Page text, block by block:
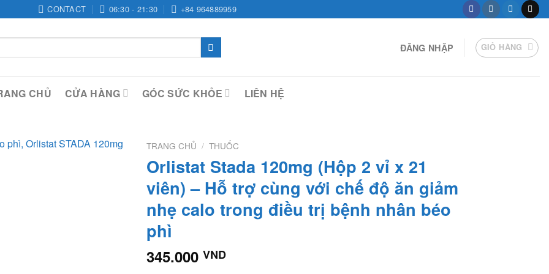
CONTACT 06:30 - 21:30 +84 964889959
ĐĂNG NHẬP GIỎ HÀNG
CHỦ CỬA HÀNG GÓC SỨC KHỎE LIÊN HỆ
TRANG CHỦ / THUỐC
Orlistat Stada 120mg (Hộp 2 vỉ x 21
viên) – Hỗ trợ cùng với chế độ ăn giảm
nhẹ calo trong điều trị bệnh nhân béo
phì
345.000 VND